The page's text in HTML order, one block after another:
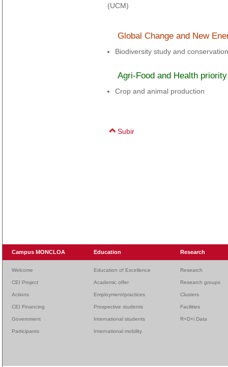
(UCM)
Global Change and New
Biodiversity study and conservation
Agri-Food and Health
Crop and animal production
Subir
Campus MONCLOA Education Research
Welcome Education of Excellence Research
CEI Project Academic offer Research groups
Actions Employment/practices Clusters
CEI Financing Prospective students Facilities
Government International students R+D+i Data
Participants International mobility